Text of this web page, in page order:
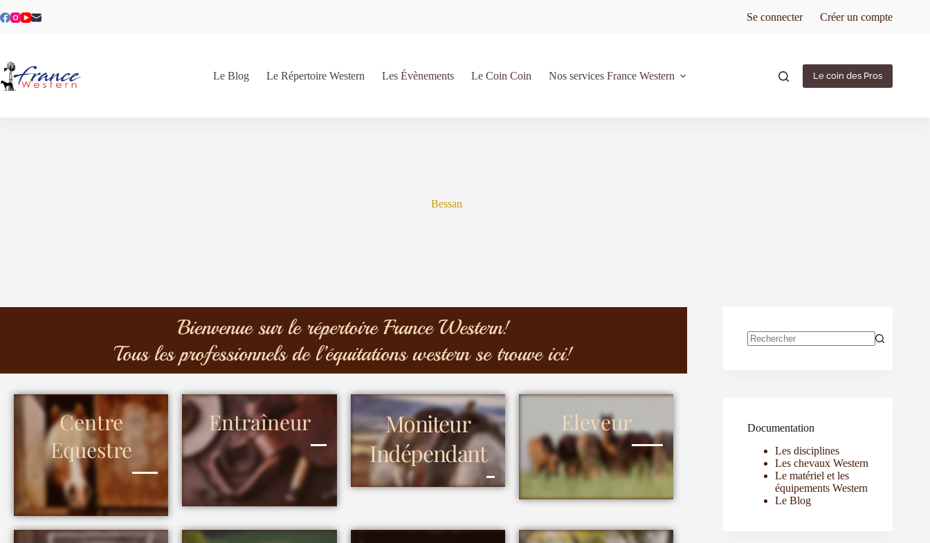
Se connecter Créer un compte
Le Blog Le Répertoire Western Les Évènements Le Coin Coin Nos services France Western Le coin des Pros
Bessan
Bienvenue sur le répertoire France Western!
Tous les professionnels de l’équitations western se trouve ici!
Centre
Equestre
Entraîneur
Moniteur
Indépendant
Eleveur
Documentation
Les disciplines
Les chevaux Western
Le matériel et les
équipements Western
Le Blog